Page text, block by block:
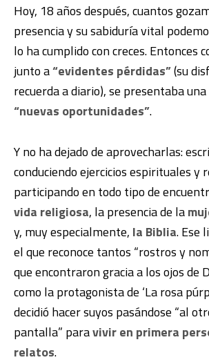
Hoy, 18 años después, cuantos
presencia y su sabiduría vital
lo ha cumplido con creces. Entonces
junto a“evidentes pérdidas”(su
recuerda a diario), se presentaba
“nuevas oportunidades”.
Y no ha dejado de aprovecharlas:
conduciendo ejercicios espirituales y
participando en todo tipo de
vida religiosa, la presencia de la
y, muy especialmente, la Biblia. Ese
el que reconoce tantos “rostros y
que encontraron gracia a los ojos de
como la protagonista de ‘La rosa
decidió hacer suyos pasándose “al
pantalla” paravivir en primera
relatos.